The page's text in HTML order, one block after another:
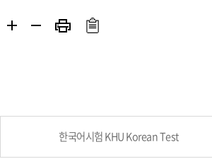
한국어시험 KHU Korean Test